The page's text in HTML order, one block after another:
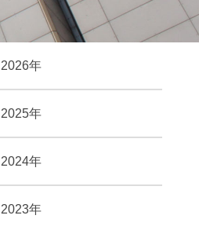
2026年
2025年
2024年
2023年